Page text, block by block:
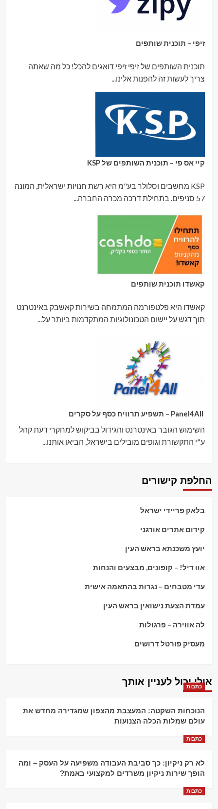
זיפי – תוכנית שותפים
תוכנית השותפים של זיפי זיפי דואגים להכל! כל מה שאתה
צריך לעשות זה להפנות אלינו...
קיי אס פי – תוכנית השותפים של KSP
KSP מחשבים וסלולר בע"מ היא רשת חנויות ישראלית, המונה
57 סניפים. בתחילת דרכה מכרה החברה...
קאשדו תוכנית שותפים
קאשדו היא פלטפורמה המתמחה בשירות קאשבק באינטרנט
תוך דגש על יישום הטכונולוגיות המתקדמות ביותר על...
השימוש הגובר באינטרנט והגידול בביקוש למחקרי דעת קהל
ע"י התקשורת וגופים מובילים בישראל, הביאו אותנו...
החלפת קישורים
בלאק פריידי ישראל
קידום אתרים אורגני
יועץ משכנתא בראש העין
אוו דיל! – קופונים, מבצעים והנחות
עדי מטבחים – נגרות בהתאמה אישית
עמדת הצעת נישואין בראש העין
לה אווירה – פרגולות
מעסיק פורטל דרושים
אולי יכול לעניין אותך
כתבות
הנוכחות השקטה: המעצבת מהצפון שמגדירה מחדש את
עולם שמלות הכלה הצנועות
כתבות
לא רק ניקיון: כך סביבת העבודה משפיעה על העסק – ומה
הופך שירות ניקיון משרדים למקצועי באמת?
כתבות